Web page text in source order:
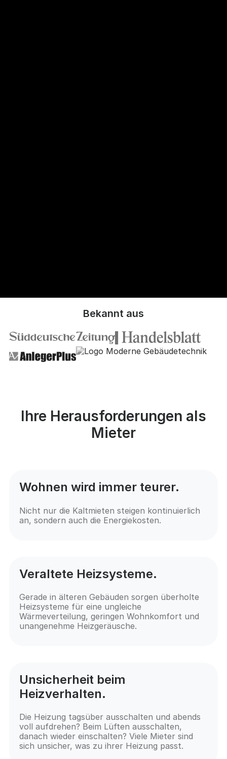
Bekannt aus
Ihre Herausforderungen als
Mieter
Wohnen wird immer teurer.
Nicht nur die Kaltmieten steigen kontinuierlich
an, sondern auch die Energiekosten.
Veraltete Heizsysteme.
Gerade in älteren Gebäuden sorgen überholte
Heizsysteme für eine ungleiche
Wärmeverteilung, geringen Wohnkomfort und
unangenehme Heizgeräusche.
Unsicherheit beim
Heizverhalten.
Die Heizung tagsüber ausschalten und abends
voll aufdrehen? Beim Lüften ausschalten,
danach wieder einschalten? Viele Mieter sind
sich unsicher, was zu ihrer Heizung passt.